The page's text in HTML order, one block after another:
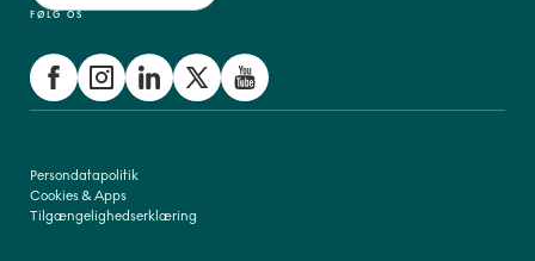
FØLG OS
Persondatapolitik
Cookies & Apps
Tilgængelighedserklæring